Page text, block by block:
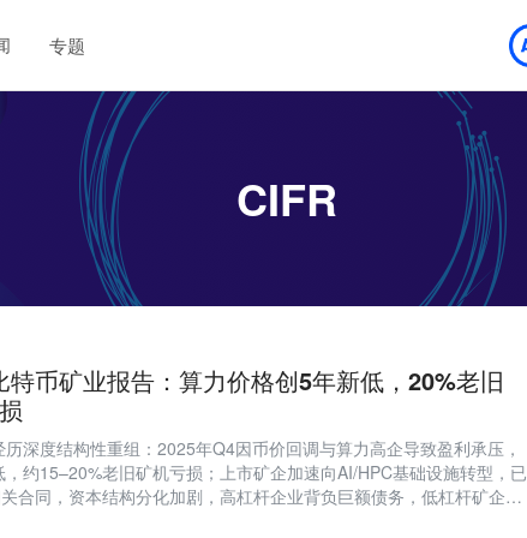
专题
CIFR
币矿业报告：算力价格创5年新低，20%老旧
深度结构性重组：2025年Q4因币价回调与算力高企导致盈利承压，
约15–20%老旧矿机亏损；上市矿企加速向AI/HPC基础设施转型，已
合同，资本结构分化加剧，高杠杆企业背负巨额债务，低杠杆矿企展